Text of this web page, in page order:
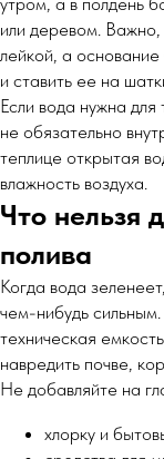
или деревом.
лейкой, а
и ставить ее на
Если вода нужна
не обязательно
теплице открытая
влажность воздуха.
Что нельзя
полива
Когда вода
чем-нибудь
техническая
навредить почве,
Не добавляйте на
хлорку и